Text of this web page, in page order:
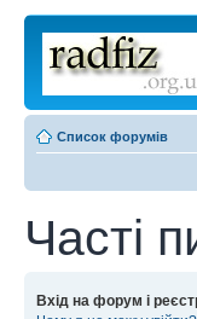
Список форумів
Часті
Вхід на форум і